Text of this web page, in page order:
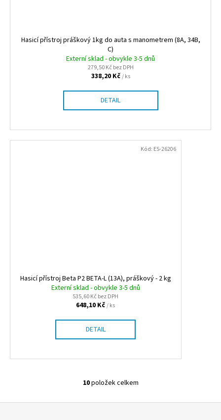
Hasicí přístroj práškový 1kg do auta s manometrem (8A, 34B,
C)
Externí sklad - obvykle 3-5 dnů
279,50 Kč bez DPH
338,20 Kč/ ks
DETAIL
Hasicí přístroj Beta P2 BETA-L (13A), práškový - 2 kg
Externí sklad - obvykle 3-5 dnů
535,60 Kč bez DPH
648,10 Kč/ ks
DETAIL
Kód: ES-26206
O
10položek celkem